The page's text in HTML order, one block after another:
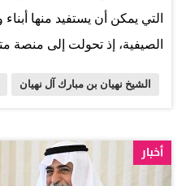
التي يمكن أن يستفيد منها
الصيفية، إذ تحولت إلى منصة
محورين رئيسيين، أولهما:
الأجيال الجديدة، ودعم
الشيخ نهيان بن مبارك آل نهيان
أخبار